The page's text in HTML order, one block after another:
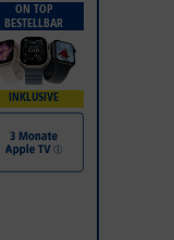
ON TOP
BESTELLBAR
INKLUSIVE